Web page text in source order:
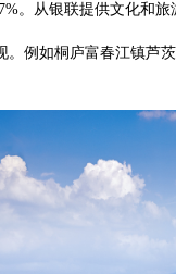
从银联提供文化和旅
如桐庐富春江镇芦